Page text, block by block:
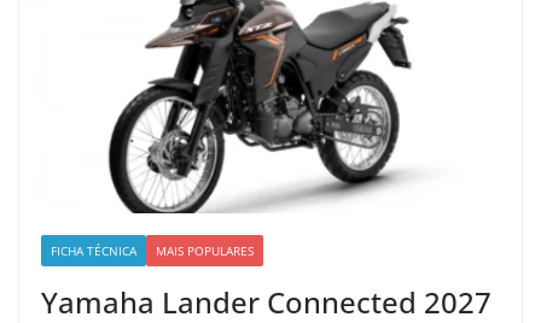
FICHA TÉCNICA MAIS POPULARES
Yamaha Lander Connected 2027